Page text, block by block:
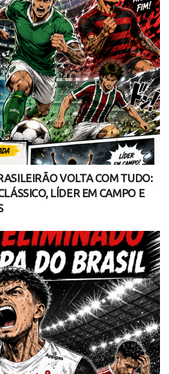
VOLTA COM TUDO:
LÍDER EM CAMPO E